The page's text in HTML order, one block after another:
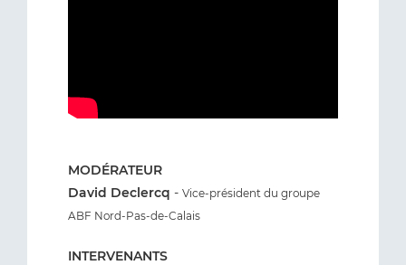
MODÉRATEUR
David Declercq - Vice-président du groupe
ABF Nord-Pas-de-Calais
INTERVENANTS